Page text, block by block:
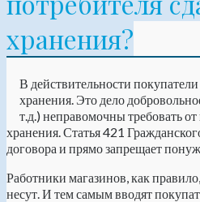
хранения?
В действительности
хранения. Это дело
т.д.) неправомочны требовать
хранения. Статья 421
договора и прямо запрещает
Работники магазинов, как
несут. И тем самым вводят